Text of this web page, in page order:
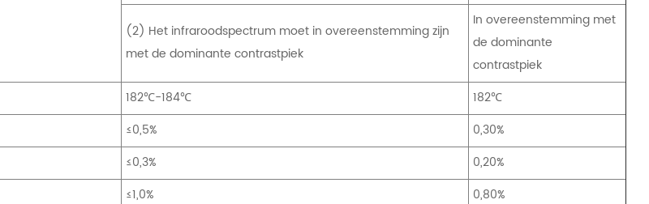
(2) Het infraroodspectrum moet in overeenstemming zijn
met de dominante contrastpiek
In overeenstemming met
de dominante
contrastpiek
182℃-184℃
182℃
≤0,5%
0,30%
≤0,3%
0,20%
≤1,0% 0,80%